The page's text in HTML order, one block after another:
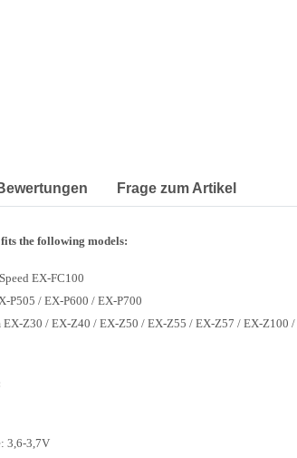
anzeigen Frage zum Artikel
the following models:
EX-FC100
P505 / EX-P600 / EX-P700
Z30 / EX-Z40 / EX-Z50 / EX-Z55 / EX-Z57 / EX-
3,6-3,7V